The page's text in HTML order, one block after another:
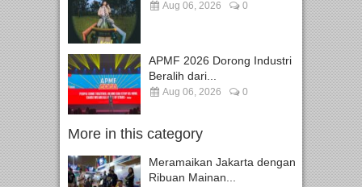
Aug 06, 2026 0
APMF 2026 Dorong Industri
Beralih dari...
Aug 06, 2026 0
More in this category
Meramaikan Jakarta dengan
Ribuan Mainan...